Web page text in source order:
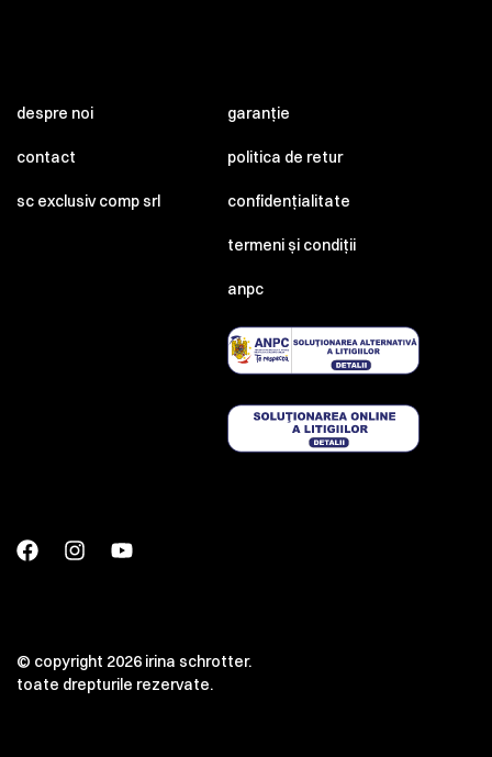
despre noi
contact
sc exclusiv comp srl
garanție
politica de retur
confidențialitate
termeni și condiții
anpc
© copyright 2026 irina schrotter.
toate drepturile rezervate.